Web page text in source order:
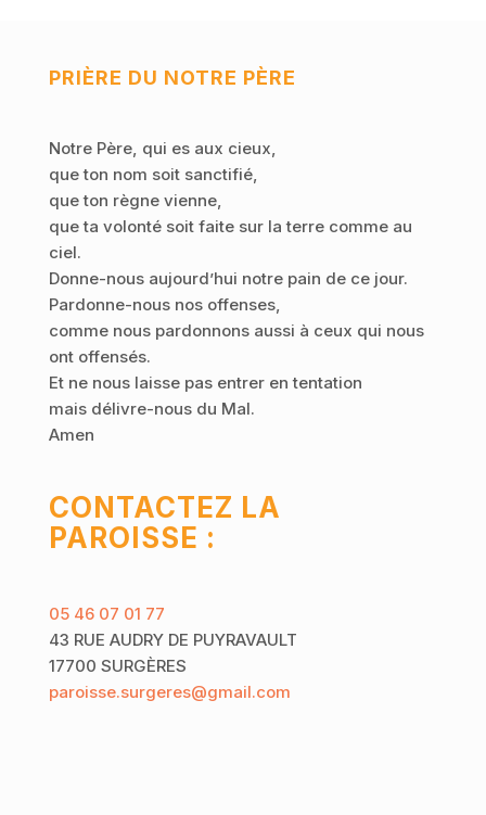
PRIÈRE DU NOTRE PÈRE
Notre Père, qui es aux cieux,
que ton nom soit sanctifié,
que ton règne vienne,
que ta volonté soit faite sur la terre comme au
ciel.
Donne-nous aujourd’hui notre pain de ce jour.
Pardonne-nous nos offenses,
comme nous pardonnons aussi à ceux qui nous
ont offensés.
Et ne nous laisse pas entrer en tentation
mais délivre-nous du Mal.
Amen
CONTACTEZ LA
PAROISSE :
05 46 07 01 77
43 RUE AUDRY DE PUYRAVAULT
17700 SURGÈRES
paroisse.surgeres@gmail.com